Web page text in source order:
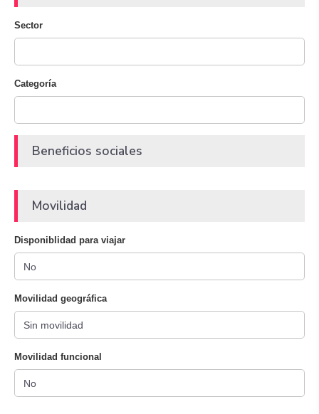
Sector
Categoría
Beneficios sociales
Movilidad
Disponiblidad para viajar
Movilidad geográfica
Movilidad funcional